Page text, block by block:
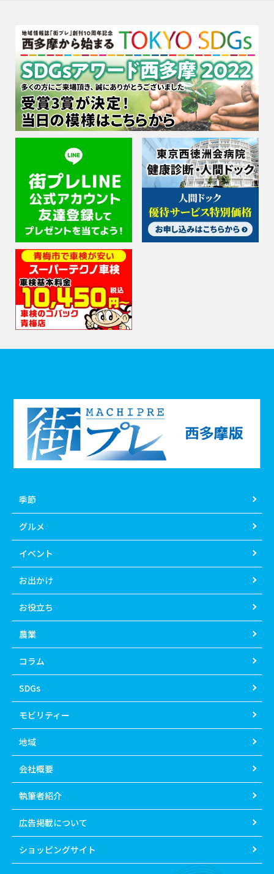
季節
グルメ
イベント
お出かけ
お役立ち
農業
コラム
SDGs
モビリティー
地域
会社概要
執筆者紹介
広告掲載について
ショッピングサイト